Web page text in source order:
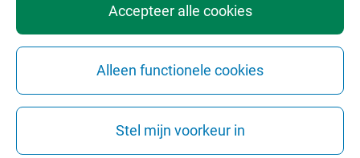
Accepteer alle cookies
Alleen functionele cookies
Stel mijn voorkeur in
PrivacyDisclaimerVeiligheidWebcolofonCookie instellingen